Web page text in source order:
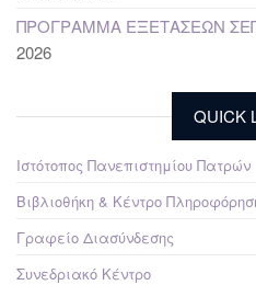
ΠΡΟΓΡΑΜΜΑ ΕΞΕΤΑΣΕΩΝ
2026
QUICK
Ιστότοπος Πανεπιστημίου Πατρών
Βιβλιοθήκη & Κέντρο
Γραφείο Διασύνδεσης
Συνεδριακό Κέντρο